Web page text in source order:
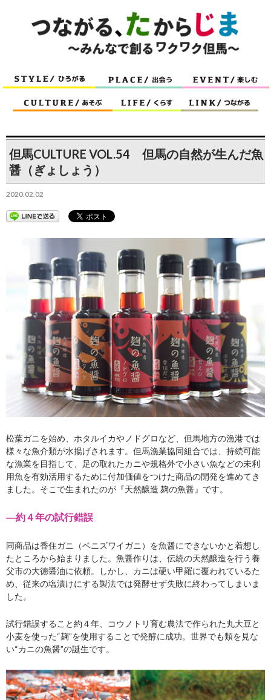
但馬CULTURE VOL.54 但馬の自然が生んだ魚
醤（ぎょしょう）
2020.02.02
松葉ガニを始め、ホタルイカやノドグロなど、但馬地方の漁港では
様々な魚介類が水揚げされます。但馬漁業協同組合では、持続可能
な漁業を目指して、足の取れたカニや規格外で小さい魚などの未利
用魚を有効活用するために付加価値をつけた商品の開発を進めてき
ました。そこで生まれたのが『天然醸造 麹の魚醤』です。
―約４年の試行錯誤
同商品は香住ガニ（ベニズワイガニ）を魚醤にできないかと着想し
たところから始まりました。魚醤作りは、伝統の天然醸造を行う養
父市の大徳醤油に依頼。しかし、カニは硬い甲羅に覆われているた
め、従来の塩漬けにする製法では発酵せず失敗に終わってしまいま
した。
試行錯誤すること約４年、コウノトリ育む農法で作られた丸大豆と
小麦を使った“麹”を使用することで発酵に成功。世界でも類を見な
い“カニの魚醤”の誕生です。